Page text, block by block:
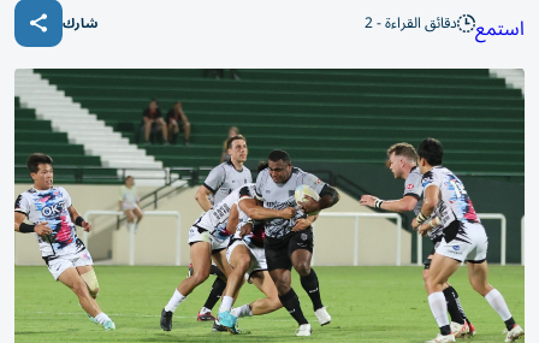
استمع دقائق القراءة - 2 شارك